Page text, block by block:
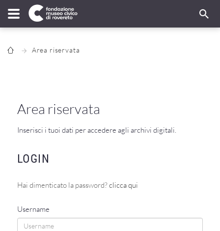
Area riservata
Area riservata
Inserisci i tuoi dati per accedere agli archivi digitali.
LOGIN
Hai dimenticato la password?clicca qui
Username